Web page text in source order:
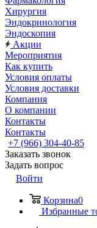
Хирургия
Эндокринология
Эндоскопия
Акции
Мероприятия
Как купить
Условия оплаты
Условия доставки
Компания
О компании
Контакты
Контакты
+7 (966) 304-40-85
Заказать звонок
Задать вопрос
Войти
Корзина0
Избранные